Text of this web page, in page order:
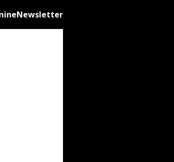
Newsletter